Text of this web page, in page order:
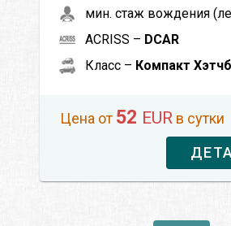
мин. стаж вождения
ACRISS – DCAR
Класс – Компакт
Цена от 52 EUR в сутки